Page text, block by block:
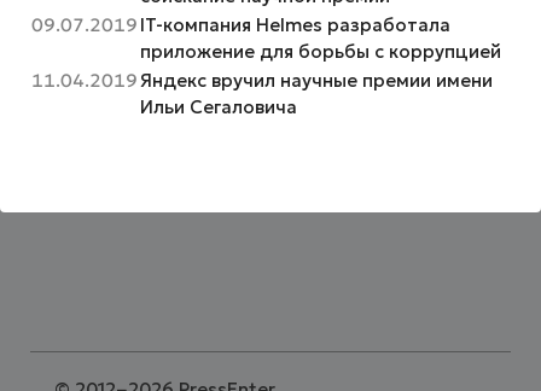
09.07.2019 IT-компания Helmes разработала
приложение для борьбы с коррупцией
11.04.2019Яндекс вручил научные премии имени
Ильи Сегаловича